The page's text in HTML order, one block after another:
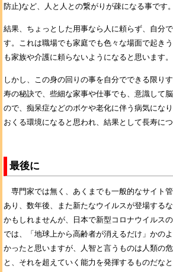
防止)など、人と人との繋がりが疎になる事です。
結果、ちょっとした用事なら人に頼らず、自分
す。これは職場でも家庭でも色々な場面で起き
も家族や介護に頼らないようになると思います。
しかし、この身の回りの事を自分でできる限り
寿の秘訣で、些細な家事や仕事でも、意識して
ので、痴呆症などのボケや老化に伴う病気にな
おくる環境になると思われ、結果として長寿につ
最後に
専門家では無く、あくまでも一般的なサイト
あり、数年後、また新たなウイルスが登場する
かもしれませんが、日本で新型コロナウイルス
では、「地球上から高齢者が消えるだけ」かの
かったと思いますが、人智と言うものは人類の
と、それを超えていく能力を発揮するものだなと